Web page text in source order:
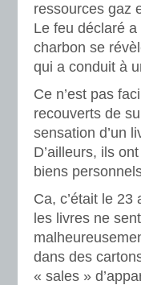
ressources gaz
Le feu déclaré
charbon se
qui a conduit à
Ce n’est pas
recouverts de
sensation d’un
D’ailleurs, ils
biens
Ca, c’était le
les livres ne
dans des
« sales »